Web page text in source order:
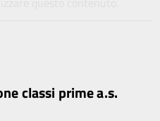
classi prime a.s.